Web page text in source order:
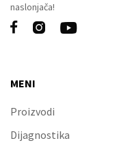
naslonjača!
  
MENI
Proizvodi
Dijagnostika